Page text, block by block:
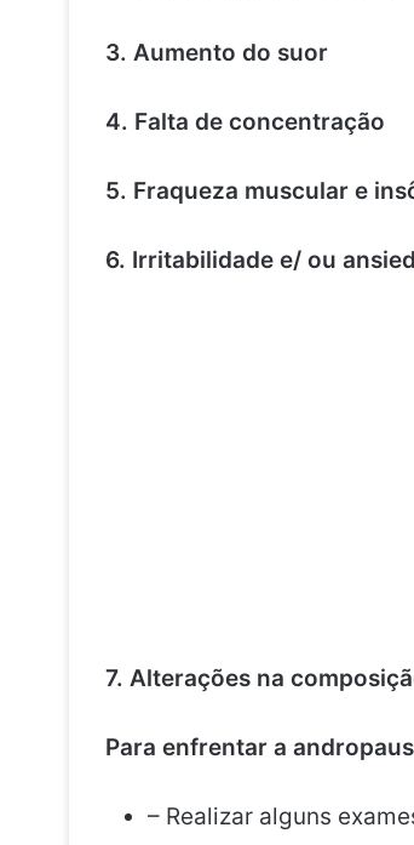
3. Aumento do suor
4. Falta de concentração
5. Fraqueza muscular e
6. Irritabilidade e/ ou
7. Alterações na
Para enfrentar a
– Realizar alguns